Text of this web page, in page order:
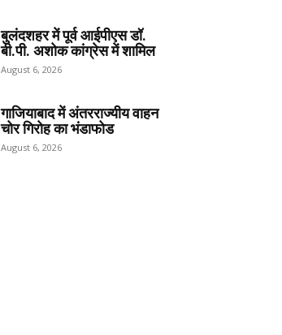
बुलंदशहर में पूर्व आईपीएस डॉ.
बी.पी. अशोक कांग्रेस में शामिल
August 6, 2026
गाजियाबाद में अंतरराज्यीय वाहन
चोर गिरोह का भंडाफोड
August 6, 2026